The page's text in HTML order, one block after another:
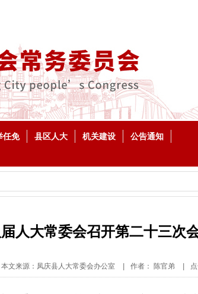
任免 县区人大 机关建设
公告通知
人大常委会召开第二十三次
本文来源：凤庆县人大常委会办公室 作者： 陈官弟